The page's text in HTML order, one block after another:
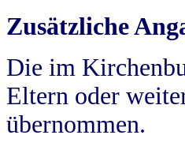
Zusätzliche
Die im
Eltern oder
übernommen.